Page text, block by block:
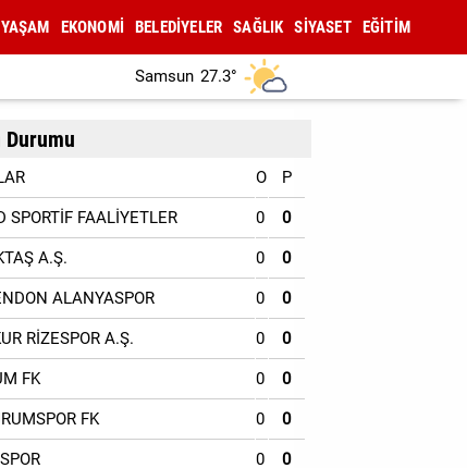
YAŞAM EKONOMİ BELEDİYELER SAĞLIK SİYASET EĞİTİM
Samsun 27.3°
Durumu
O P
SPORTİF FAALİYETLER 0 0
A.Ş. 0 0
ALANYASPOR 0 0
RİZESPOR A.Ş. 0 0
FK 0 0
FK 0 0
0 0